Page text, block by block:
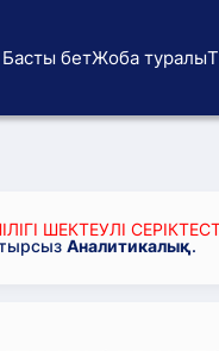
Басты бетЖоба туралы
ШЕКТЕУЛІ
Аналитикалық.